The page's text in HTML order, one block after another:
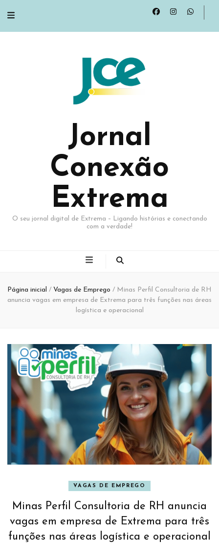
Jornal
Conexão
Extrema
O seu jornal digital de Extrema – Ligando histórias e conectando
com a verdade!
Página inicial / Vagas de Emprego / Minas Perfil Consultoria de RH
anuncia vagas em empresa de Extrema para três funções nas áreas
logística e operacional
VAGAS DE EMPREGO
Minas Perfil Consultoria de RH anuncia
vagas em empresa de Extrema para três
funções nas áreas logística e operacional